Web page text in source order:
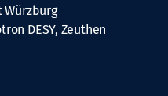
DESY, Zeuthen